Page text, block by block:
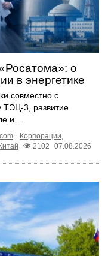
о
в энергетике
совместно с
ТЭЦ‑3, развитие
и ...
Корпорации
2102 07.08.2026